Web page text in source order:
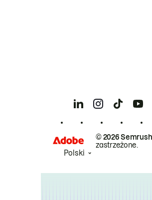
© 2026
zastrzeżone.
Polski